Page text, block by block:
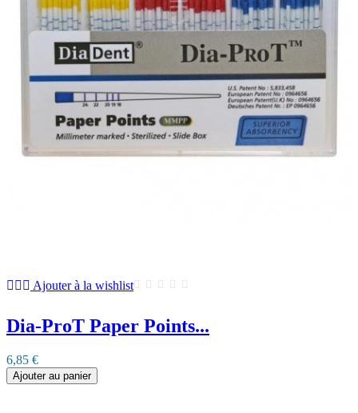
Ajouter à la wishlist
Dia-ProT Paper Points...
6,85 €
Ajouter au panier